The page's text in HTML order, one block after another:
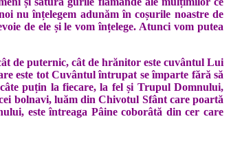
nu înțelegem adunăm în coșurile noastre de
de ele și le vom înțelege. Atunci vom putea
de puternic, cât de hrănitor este cuvântul Lui
este tot Cuvântul întrupat se împarte fără să
puțin la fiecare, la fel și Trupul Domnului,
bolnavi, luăm din Chivotul Sfânt care poartă
este întreaga Pâine coborâtă din cer care